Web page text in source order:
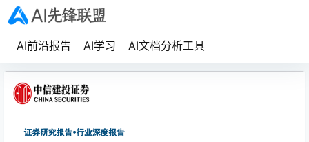
AI前沿报告 AI学习 AI文档分析工具